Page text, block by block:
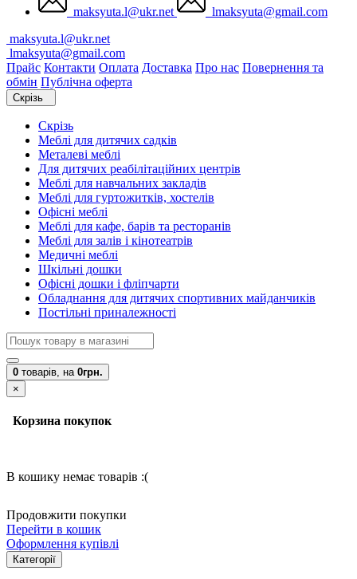
maksyuta.l@ukr.net
lmaksyuta@gmail.com
maksyuta.l@ukr.net
lmaksyuta@gmail.com
Прайс Контакти Оплата Доставка Про нас Повернення та
обмін Публічна оферта
Скрізь
Скрізь
Меблі для дитячих садків
Металеві меблі
Для дитячих реабілітаційних центрів
Меблі для навчальних закладів
Меблі для гуртожитків, хостелів
Офісні меблі
Меблі для кафе, барів та ресторанів
Меблі для залів і кінотеатрів
Медичні меблі
Шкільні дошки
Офісні дошки і фліпчарти
Обладнання для дитячих спортивних майданчиків
Постільні приналежності
0 товарів, на 0грн.
×
Корзина покупок
В кошику немає товарів :(
Продовжити покупки
Перейти в кошик
Оформлення купівлі
Категорії